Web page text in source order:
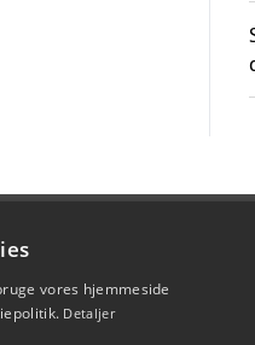
vores hjemmeside
Detaljer